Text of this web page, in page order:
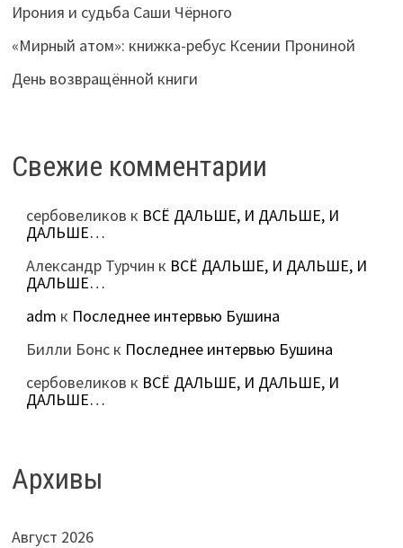
Ирония и судьба Саши Чёрного
«Мирный атом»: книжка-ребус Ксении Прониной
День возвращённой книги
Свежие комментарии
сербовеликов к ВСЁ ДАЛЬШЕ, И ДАЛЬШЕ, И
ДАЛЬШЕ…
Александр Турчин к ВСЁ ДАЛЬШЕ, И ДАЛЬШЕ, И
ДАЛЬШЕ…
adm к Последнее интервью Бушина
Билли Бонск Последнее интервью Бушина
сербовеликов к ВСЁ ДАЛЬШЕ, И ДАЛЬШЕ, И
ДАЛЬШЕ…
Архивы
Август 2026